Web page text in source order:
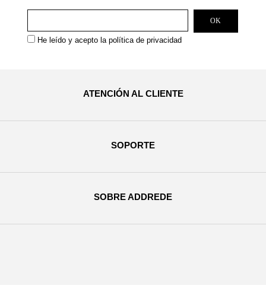
He leído y acepto lapolítica de privacidad
ATENCIÓN AL CLIENTE
SOPORTE
SOBRE ADDREDE